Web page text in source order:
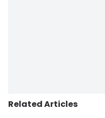
Related Articles